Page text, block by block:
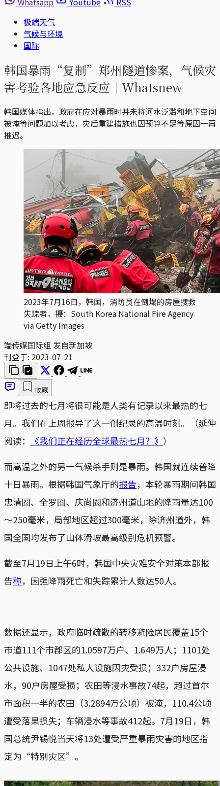
极端天气
气候与环境
国际
韩国暴雨“复制”郑州隧道惨案，气候灾
害考验各地应急反应｜Whatsnew
韩国媒体指出，政府在应对暴雨时并未将河水泛滥和地下空间
被淹等问题加以考虑，灾后重建措施也因预算不足等原因一再
推迟。
2023年7月16日，韩国，消防员在倒塌的房屋搜救
失踪者。摄：South Korea National Fire Agency
via Getty Images
端传媒国际组 发自新加坡
刊登于: 2023-07-21
收藏
即将过去的七月将很可能是人类有记录以来最热的七
月。我们在上周报导了这一创纪录的高温时刻。（延伸
阅读：
《我们正在经历全球最热七月？》 ）
而高温之外的另一气候杀手则是暴雨。韩国就连续普降
十日暴雨。根据韩国气象厅的报告，本轮暴雨期间韩国
忠清圈、全罗圈、庆尚圈和济州道山地的降雨量达100
～250毫米，局部地区超过300毫米，除济州道外，韩
国全国均发布了山体滑坡最高级别危机预警。
截至7月19日上午6时，韩国中央灾难安全对策本部报
告称，因强降雨死亡和失踪累计人数达50人。
数据还显示，政府临时疏散的转移避险居民覆盖15个
市道111个市郡区的1.0597万户、1.649万人；1101处
公共设施、1047处私人设施因灾受损；332户房屋浸
水，90户房屋受损；农田等浸水事故74起，超过首尔
市面积一半的农田（3.2894万公顷）被淹，110.4公顷
遭受落果损失；车辆浸水等事故412起。7月19日，韩
国总统尹锡悦当天将13处遭受严重暴雨灾害的地区指
定为“特别灾区”。